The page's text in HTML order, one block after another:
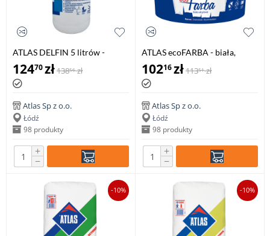
ATLAS DELFIN 5 litrów -
impregnat do płytek i fug
12470zł13856 zł
Atlas Sp z o.o.
Łódź
98 produkty
+
−
ATLAS ecoFARBA - biała,
akrylowa farba wewnętrzna -
10 litr
10216zł11351 zł
Atlas Sp z o.o.
Łódź
98 produkty
+
−
-10% -10%